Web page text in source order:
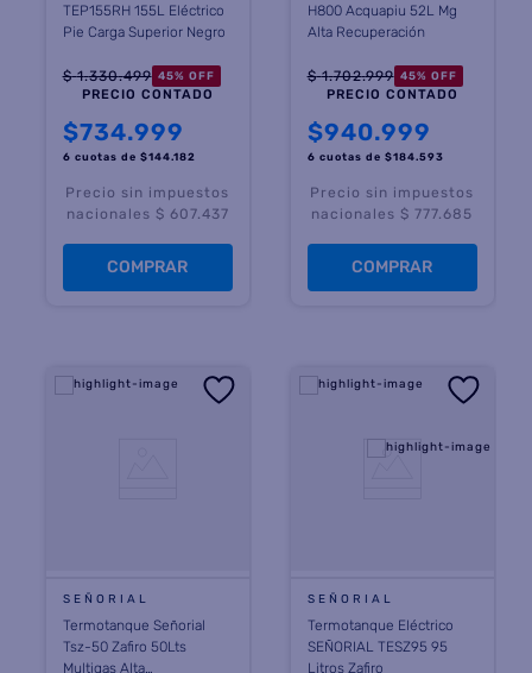
TEP155RH 155L Eléctrico
Pie Carga Superior Negro
$ 1.330.499 45% OFF
PRECIO CONTADO
$734.999
6 cuotas de $144.182
Precio sin impuestos
nacionales $ 607.437
COMPRAR
H800 Acquapiu 52L Mg
Alta Recuperación
$ 1.702.999 45% OFF
PRECIO CONTADO
$940.999
6 cuotas de $184.593
Precio sin impuestos
nacionales $ 777.685
COMPRAR
SEÑORIAL
Termotanque Señorial
Tsz-50 Zafiro 50Lts
Multigas Alta
SEÑORIAL
Termotanque Eléctrico
SEÑORIAL TESZ95 95
Litros Zafiro